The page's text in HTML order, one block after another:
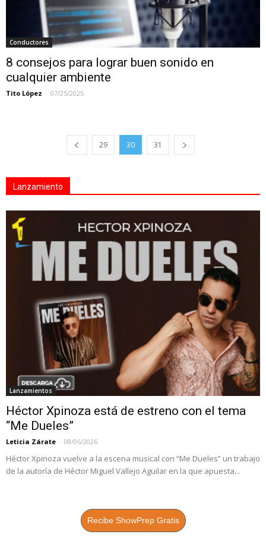
Conductores
8 consejos para lograr buen sonido en
cualquier ambiente
Tito López - 07/25/2025
29 30 31
Lanzamiento
Lanzamientos
Héctor Xpinoza está de estreno con el tema
“Me Dueles”
Leticia Zárate - 08/06/2026
Héctor Xpinoza vuelve a la escena musical con “Me Dueles” un trabajo
de la autoría de Héctor Miguel Vallejo Aguilar en la que apuesta...
Recibe ShowPrep Gratis